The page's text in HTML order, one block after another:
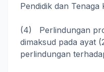
Pendidik dan Tenaga
(4) Perlindungan
dimaksud pada ayat
perlindungan